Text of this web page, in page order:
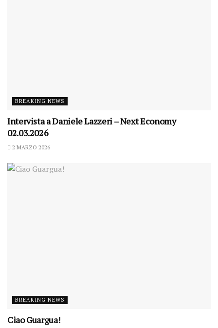
BREAKING NEWS
Intervista a Daniele Lazzeri – Next Economy
02.03.2026
2 MARZO 2026
BREAKING NEWS
Ciao Guargua!